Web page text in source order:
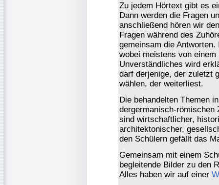
Zu jedem Hörtext gibt es
Dann werden die Fragen
anschließend hören wir
Fragen während des
gemeinsam die
wobei meistens von
Unverständliches wird
darf derjenige, der zuletzt
wählen, der weiterliest.
Die behandelten Themen
dergermanisch-römischen
sind wirtschaftlicher,
architektonischer,
den Schülern gefällt das
Gemeinsam mit einem
begleitende Bilder zu den
Alles haben wir auf einer